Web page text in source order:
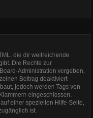
die dir weitreichende
Die Rechte zur
Administration vergeben,
Beitrag deaktiviert
jedoch werden Tags von
Klammern eingeschlossen.
einer speziellen Hilfe-Seite,
ist.